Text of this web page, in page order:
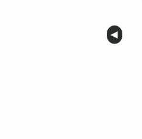
Anterior
◀︎